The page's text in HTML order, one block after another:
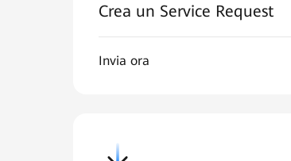
Crea un Service Request
Invia ora